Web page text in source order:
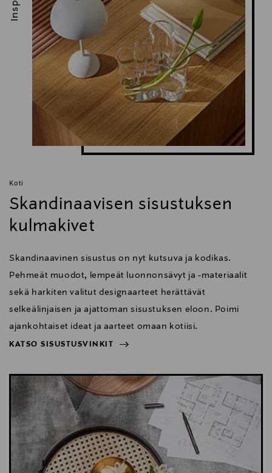
Koti
Skandinaavisen sisustuksen
kulmakivet
Skandinaavinen sisustus on nyt kutsuva ja kodikas.
Pehmeät muodot, lempeät luonnonsävyt ja -materiaalit
sekä harkiten valitut designaarteet herättävät
selkeälinjaisen ja ajattoman sisustuksen eloon. Poimi
ajankohtaiset ideat ja aarteet omaan kotiisi.
KATSO SISUSTUSVINKIT
KATSO SISUSTUSVINKIT